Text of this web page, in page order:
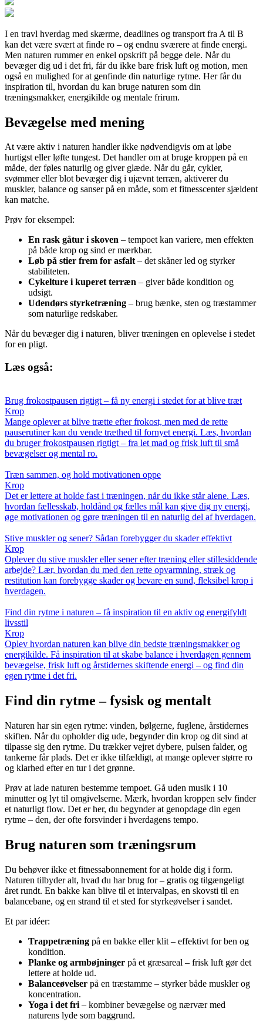
I en travl hverdag med skærme, deadlines og transport fra A til B
kan det være svært at finde ro – og endnu sværere at finde energi.
Men naturen rummer en enkel opskrift på begge dele. Når du
bevæger dig ud i det fri, får du ikke bare frisk luft og motion, men
også en mulighed for at genfinde din naturlige rytme. Her får du
inspiration til, hvordan du kan bruge naturen som din
træningsmakker, energikilde og mentale frirum.
Bevægelse med mening
At være aktiv i naturen handler ikke nødvendigvis om at løbe
hurtigst eller løfte tungest. Det handler om at bruge kroppen på en
måde, der føles naturlig og giver glæde. Når du går, cykler,
svømmer eller blot bevæger dig i ujævnt terræn, aktiverer du
muskler, balance og sanser på en måde, som et fitnesscenter sjældent
kan matche.
Prøv for eksempel:
En rask gåtur i skoven – tempoet kan variere, men effekten
på både krop og sind er mærkbar.
Løb på stier frem for asfalt– det skåner led og styrker
stabiliteten.
Cykelture i kuperet terræn – giver både kondition og
udsigt.
Udendørs styrketræning – brug bænke, sten og træstammer
som naturlige redskaber.
Når du bevæger dig i naturen, bliver træningen en oplevelse i stedet
for en pligt.
Læs også:
Brug frokostpausen rigtigt – få ny energi i stedet for at blive træt
Krop
Mange oplever at blive trætte efter frokost, men med de rette
pauserutiner kan du vende træthed til fornyet energi. Læs, hvordan
du bruger frokostpausen rigtigt – fra let mad og frisk luft til små
bevægelser og mental ro.
Træn sammen, og hold motivationen oppe
Krop
Det er lettere at holde fast i træningen, når du ikke står alene. Læs,
hvordan fællesskab, holdånd og fælles mål kan give dig ny energi,
øge motivationen og gøre træningen til en naturlig del af hverdagen.
Stive muskler og sener? Sådan forebygger du skader effektivt
Krop
Oplever du stive muskler eller sener efter træning eller stillesiddende
arbejde? Lær, hvordan du med den rette opvarmning, stræk og
restitution kan forebygge skader og bevare en sund, fleksibel krop i
hverdagen.
Find din rytme i naturen – få inspiration til en aktiv og energifyldt
livsstil
Krop
Oplev hvordan naturen kan blive din bedste træningsmakker og
energikilde. Få inspiration til at skabe balance i hverdagen gennem
bevægelse, frisk luft og årstidernes skiftende energi – og find din
egen rytme i det fri.
Find din rytme – fysisk og mentalt
Naturen har sin egen rytme: vinden, bølgerne, fuglene, årstidernes
skiften. Når du opholder dig ude, begynder din krop og dit sind at
tilpasse sig den rytme. Du trækker vejret dybere, pulsen falder, og
tankerne får plads. Det er ikke tilfældigt, at mange oplever større ro
og klarhed efter en tur i det grønne.
Prøv at lade naturen bestemme tempoet. Gå uden musik i 10
minutter og lyt til omgivelserne. Mærk, hvordan kroppen selv finder
et naturligt flow. Det er her, du begynder at genopdage din egen
rytme – den, der ofte forsvinder i hverdagens tempo.
Brug naturen som træningsrum
Du behøver ikke et fitnessabonnement for at holde dig i form.
Naturen tilbyder alt, hvad du har brug for – gratis og tilgængeligt
året rundt. En bakke kan blive til et intervalpas, en skovsti til en
balancebane, og en strand til et sted for styrkeøvelser i sandet.
Et par idéer:
Trappetræning på en bakke eller klit – effektivt for ben og
kondition.
Planke og armbøjninger på et græsareal – frisk luft gør det
lettere at holde ud.
Balanceøvelser på en træstamme – styrker både muskler og
koncentration.
Yoga i det fri – kombiner bevægelse og nærvær med
naturens lyde som baggrund.